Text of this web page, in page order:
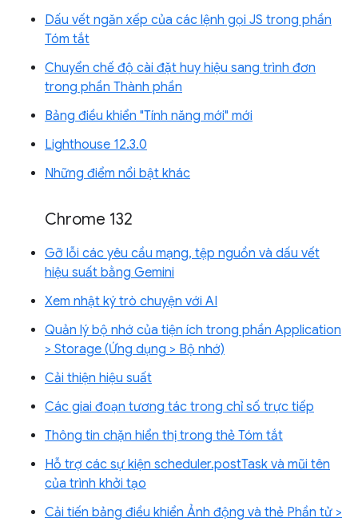
Dấu vết ngăn xếp của các lệnh gọi JS trong phần
Tóm tắt
Chuyển chế độ cài đặt huy hiệu sang trình đơn
trong phần Thành phần
Bảng điều khiển "Tính năng mới" mới
Lighthouse 12.3.0
Những điểm nổi bật khác
Chrome 132
Gỡ lỗi các yêu cầu mạng, tệp nguồn và dấu vết
hiệu suất bằng Gemini
Xem nhật ký trò chuyện với AI
Quản lý bộ nhớ của tiện ích trong phần Application
> Storage (Ứng dụng > Bộ nhớ)
Cải thiện hiệu suất
Các giai đoạn tương tác trong chỉ số trực tiếp
Thông tin chặn hiển thị trong thẻ Tóm tắt
Hỗ trợ các sự kiện scheduler.postTask và mũi tên
của trình khởi tạo
Cải tiến bảng điều khiển Ảnh động và thẻ Phần tử >